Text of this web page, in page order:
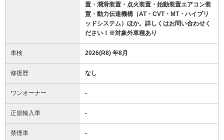
置・潤滑装置・点火装置・始動装置エアコン装
置・動力伝達機構（AT・CVT・MT・ハイブリ
ッドシステム）ほか。詳しくはお問い合わせく
ださい！※対象外車種あり
車検 2026(R8) 年8月
修復歴 なし
ワンオーナー -
正規輸入車 -
禁煙車 -